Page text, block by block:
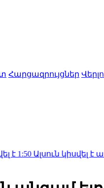
Հարցազրույցներ
կիսվել է